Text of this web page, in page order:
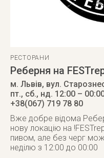
РЕСТОРАНИ
Реберня на
м. Львів, вул.
пт., сб., нд. 12:00 –
+38(067) 719 78 80
Вже добре відома
нову локацію на
пивом, але без черг
неділю з 12:00 до 00:00